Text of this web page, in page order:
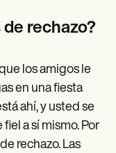
de rechazo?
los amigos le
en una fiesta
ahí, y usted se
a sí mismo. Por
rechazo. Las